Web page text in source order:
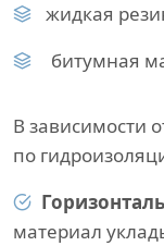
жидкая
битумная
В зависимости
по
материал